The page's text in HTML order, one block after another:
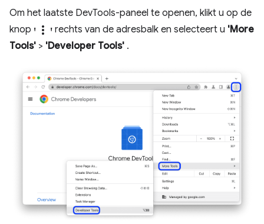
Om het laatste DevTools-paneel te openen, klikt u op de
knop 'more_vert' rechts van de adresbalk en selecteert u 'More
Tools' > 'Developer Tools' .